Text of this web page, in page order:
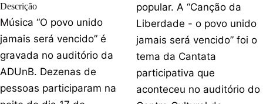
Descrição
Música “O povo unido
jamais será vencido” é
gravada no auditório da
ADUnB. Dezenas de
pessoas participaram na
popular. A “Canção da
Liberdade - o povo unido
jamais será vencido” foi o
tema da Cantata
participativa que
aconteceu no auditório do